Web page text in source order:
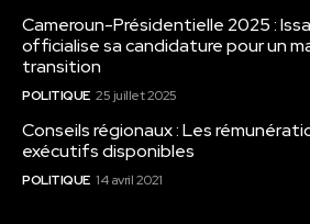
Cameroun-Présidentielle 2025 :
officialise sa candidature pour un
transition
POLITIQUE 25 juillet 2025
Conseils régionaux : Les
exécutifs disponibles
POLITIQUE 14 avril 2021